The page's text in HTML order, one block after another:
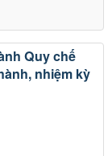
Quy chế
nhiệm kỳ